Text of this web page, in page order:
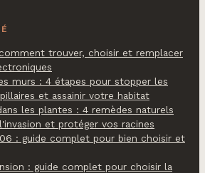
trouver, choisir et remplacer
murs : 4 étapes pour stopper les
et assainir votre habitat
les plantes : 4 remèdes naturels
et protéger vos racines
: guide complet pour bien choisir et
: guide complet pour choisir la